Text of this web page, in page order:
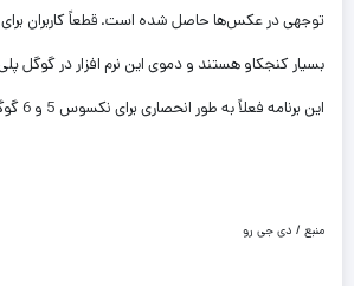
توجهی در عکس‌ها حاصل شده است. قطعاً کاربران برای
بسیار کنجکاو هستند و دموی این نرم افزار در گوگل
این برنامه فعلاً به طور انحصاری برای نکسوس 5 و 6 گوگل منتشر شده است.
منبع / دی جی رو